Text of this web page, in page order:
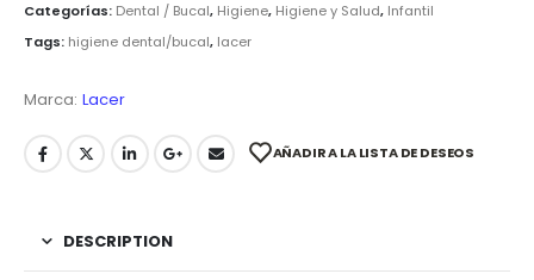
Categorías: Dental / Bucal, Higiene, Higiene y Salud, Infantil
Tags: higiene dental/bucal, lacer
Marca: Lacer
AÑADIR A LA LISTA DE DESEOS
DESCRIPTION